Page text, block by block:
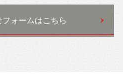
ォームはこちら